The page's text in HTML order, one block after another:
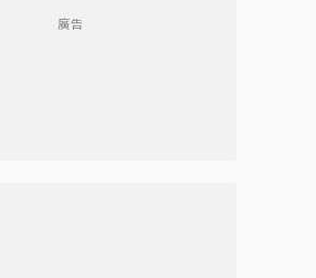
廣告